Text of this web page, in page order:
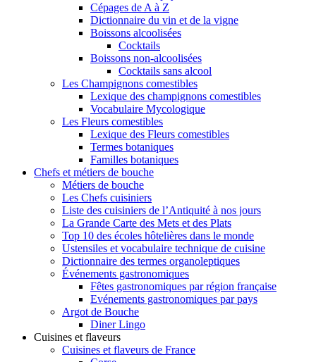
Cépages de A à Z
Dictionnaire du vin et de la vigne
Boissons alcoolisées
Cocktails
Boissons non-alcoolisées
Cocktails sans alcool
Les Champignons comestibles
Lexique des champignons comestibles
Vocabulaire Mycologique
Les Fleurs comestibles
Lexique des Fleurs comestibles
Termes botaniques
Familles botaniques
Chefs et métiers de bouche
Métiers de bouche
Les Chefs cuisiniers
Liste des cuisiniers de l’Antiquité à nos jours
La Grande Carte des Mets et des Plats
Top 10 des écoles hôtelières dans le monde
Ustensiles et vocabulaire technique de cuisine
Dictionnaire des termes organoleptiques
Événements gastronomiques
Fêtes gastronomiques par région française
Evénements gastronomiques par pays
Argot de Bouche
Diner Lingo
Cuisines et flaveurs
Cuisines et flaveurs de France